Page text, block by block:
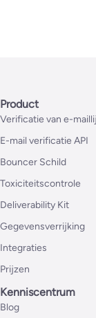
Product
Verificatie van e-
E-mail verificatie API
Bouncer Schild
Toxiciteitscontrole
Deliverability Kit
Gegevensverrijking
Integraties
Prijzen
Kenniscentrum
Blog